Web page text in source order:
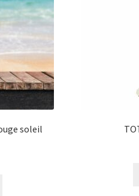
soleil